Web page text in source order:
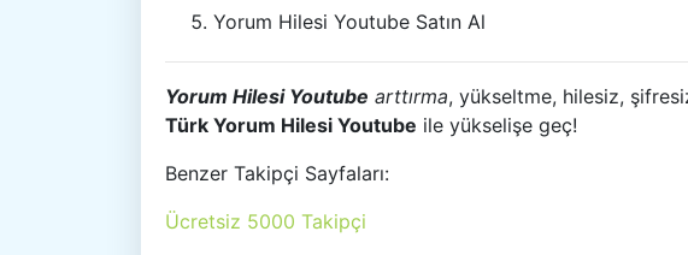
Yorum Hilesi Youtube Satın Al
Yorum Hilesi Youtube arttırma, yükseltme, hilesiz,
Türk Yorum Hilesi Youtube ile yükselişe geç!
Benzer Takipçi Sayfaları:
Ücretsiz 5000 Takipçi